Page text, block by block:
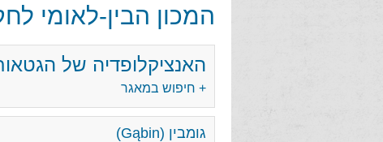
המכון הבין-לאומי
האנציקלופדיה של
+ חיפוש במאגר
גומבין (Gąbin)